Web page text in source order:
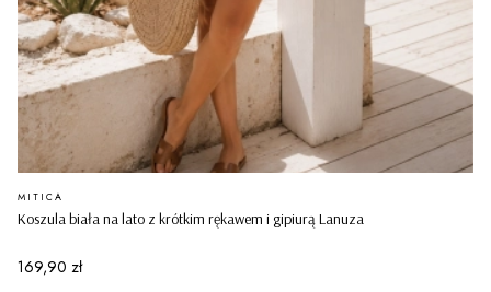
Koszula biała na lato z krótkim rękawem i gipiurą Lanuza
PRODUCENT
MITICA
Cena
169,90 zł